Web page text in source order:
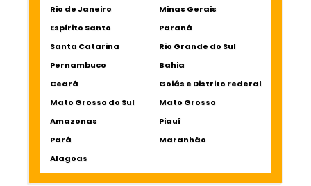
Rio de Janeiro
Minas Gerais
Espírito Santo
Paraná
Santa Catarina
Rio Grande do Sul
Pernambuco
Bahia
Ceará
Goiás e Distrito Federal
Mato Grosso do Sul
Mato Grosso
Amazonas
Piauí
Pará
Maranhão
Alagoas